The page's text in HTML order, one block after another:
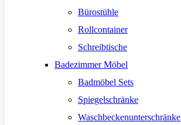
Bürostühle
Rollcontainer
Schreibtische
Badezimmer Möbel
Badmöbel Sets
Spiegelschränke
Waschbeckenunterschränke